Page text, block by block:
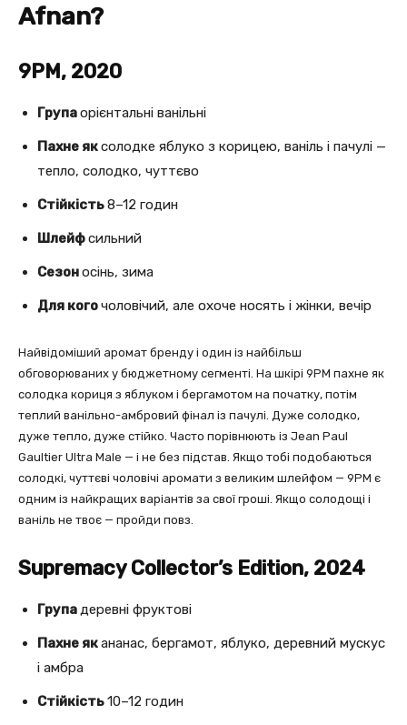
Afnan?
9PM, 2020
Групаорієнтальні ванільні
Пахне яксолодке яблуко з корицею, ваніль і пачулі —
тепло, солодко, чуттєво
Стійкість8–12 годин
Шлейфсильний
Сезоносінь, зима
Для когочоловічий, але охоче носять і жінки, вечір
Найвідоміший аромат бренду і один із найбільш
обговорюваних у бюджетному сегменті. На шкірі 9PM пахне як
солодка кориця з яблуком і бергамотом на початку, потім
теплий ванільно-амбровий фінал із пачулі. Дуже солодко,
дуже тепло, дуже стійко. Часто порівнюють із Jean Paul
Gaultier Ultra Male — і не без підстав. Якщо тобі подобаються
солодкі, чуттєві чоловічі аромати з великим шлейфом — 9PM є
одним із найкращих варіантів за свої гроші. Якщо солодощі і
ваніль не твоє — пройди повз.
Supremacy Collector’s Edition, 2024
Групадеревні фруктові
Пахне якананас, бергамот, яблуко, деревний мускус
і амбра
Стійкість10–12 годин